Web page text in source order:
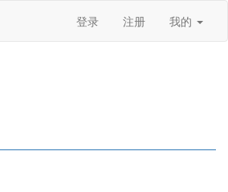
登录 注册 我的